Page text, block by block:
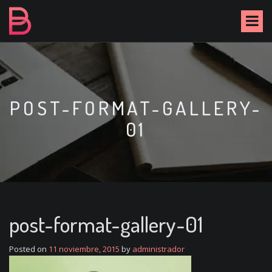
p
t
o
c
POST-FORMAT-GALLERY-
01
post-format-gallery-01
Posted on 11 noviembre, 2015 by administrador